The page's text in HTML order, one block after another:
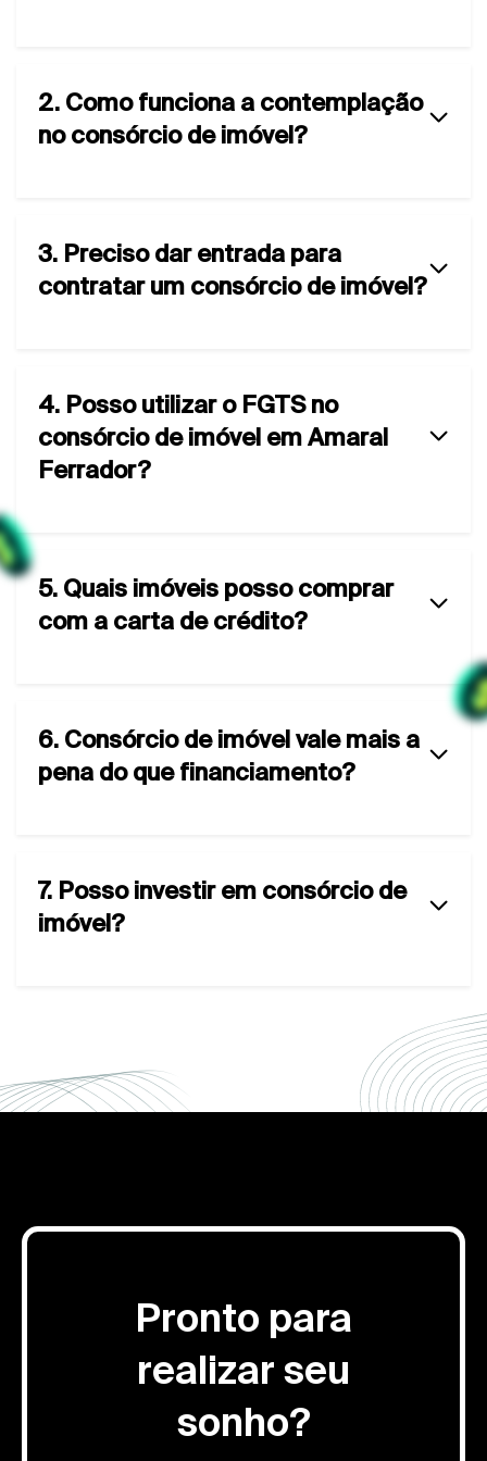
2. Como funciona a contemplação
no consórcio de imóvel?
3. Preciso dar entrada para
contratar um consórcio de imóvel?
4. Posso utilizar o FGTS no
consórcio de imóvel em Amaral
Ferrador?
5. Quais imóveis posso comprar
com a carta de crédito?
6. Consórcio de imóvel vale mais a
pena do que financiamento?
7. Posso investir em consórcio de
imóvel?
Pronto para
realizar seu
sonho?